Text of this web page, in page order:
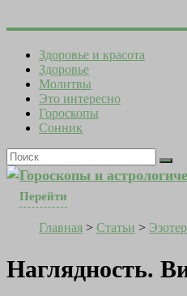
Здоровье и красота
Здоровье
Молитвы
Это интересно
Гороскопы
Сонник
Гороскопы и
Перейти
Главная > Статьи >
Наглядность.